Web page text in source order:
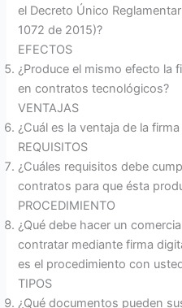
el Decreto Único
1072 de 2015)?
EFECTOS
¿Produce el mismo efecto la
en contratos tecnológicos?
VENTAJAS
¿Cuál es la ventaja de la
REQUISITOS
¿Cuáles requisitos debe
contratos para que ésta
PROCEDIMIENTO
¿Qué debe hacer un
contratar mediante firma
es el procedimiento con
TIPOS
¿Qué documentos pueden